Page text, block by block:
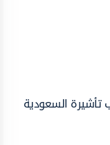
تأشيرة السعودية